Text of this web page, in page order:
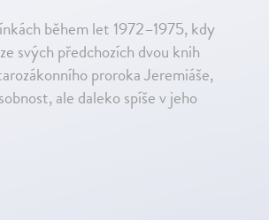
během let 1972–1975, kdy
svých předchozích dvou knih
proroka Jeremiáše,
ale daleko spíše v jeho